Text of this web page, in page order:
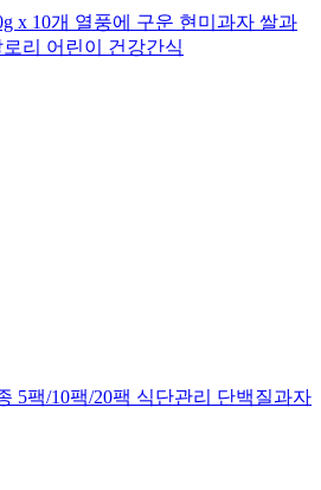
x 10개 열풍에 구운 현미과자 쌀과
리 어린이 건강간식
5팩/10팩/20팩 식단관리 단백질과자